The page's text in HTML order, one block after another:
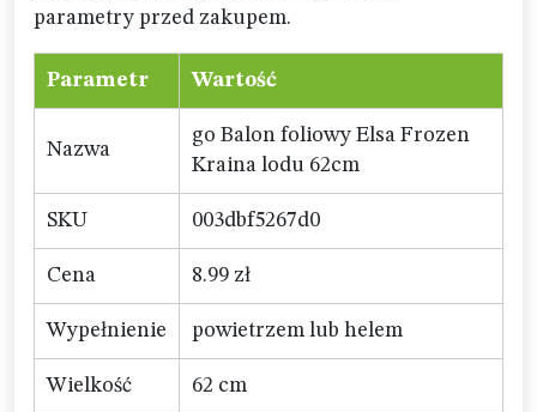
parametry przed zakupem.
Parametr Wartość
Nazwa
go Balon foliowy Elsa Frozen
Kraina lodu 62cm
SKU 003dbf5267d0
Cena 8.99 zł
Wypełnienie powietrzem lub helem
Wielkość 62 cm